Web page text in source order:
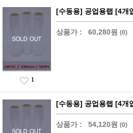
[수동용] 공업용랩 [4개
상품가 : 60,280원 (0)
1
[수동용] 공업용랩 [4개
상품가 : 54,120원 (0)